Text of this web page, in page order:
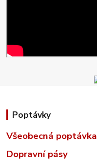
Poptávky
Všeobecná poptávka
Dopravní pásy